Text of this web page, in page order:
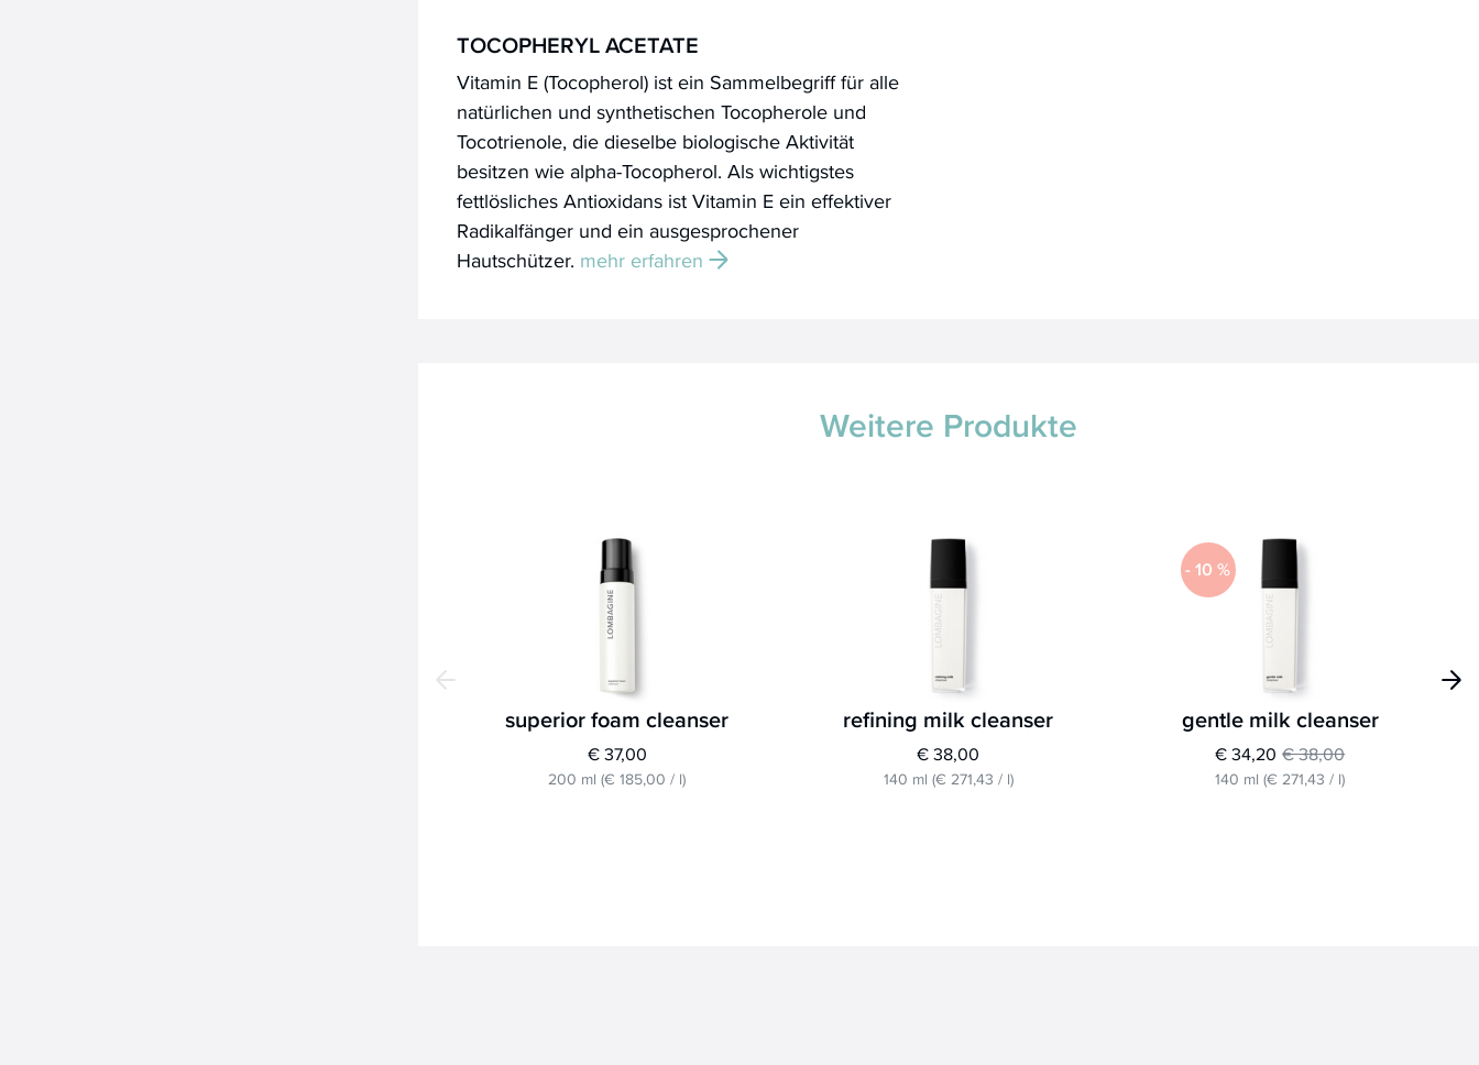
TOCOPHERYL ACETATE
Vitamin E (Tocopherol) ist ein Sammelbegriff für alle
natürlichen und synthetischen Tocopherole und
Tocotrienole, die dieselbe biologische Aktivität
besitzen wie alpha-Tocopherol. Als wichtigstes
fettlösliches Antioxidans ist Vitamin E ein effektiver
Radikalfänger und ein ausgesprochener
Hautschützer. mehr erfahren
Weitere Produkte
superior foam cleanser
€ 37,00
200 ml (€ 185,00 / l)
refining milk cleanser
€ 38,00
140 ml (€ 271,43 / l)
gentle milk cleanser
-10 %
€ 34,20 € 38,00
140 ml (€ 271,43 / l)